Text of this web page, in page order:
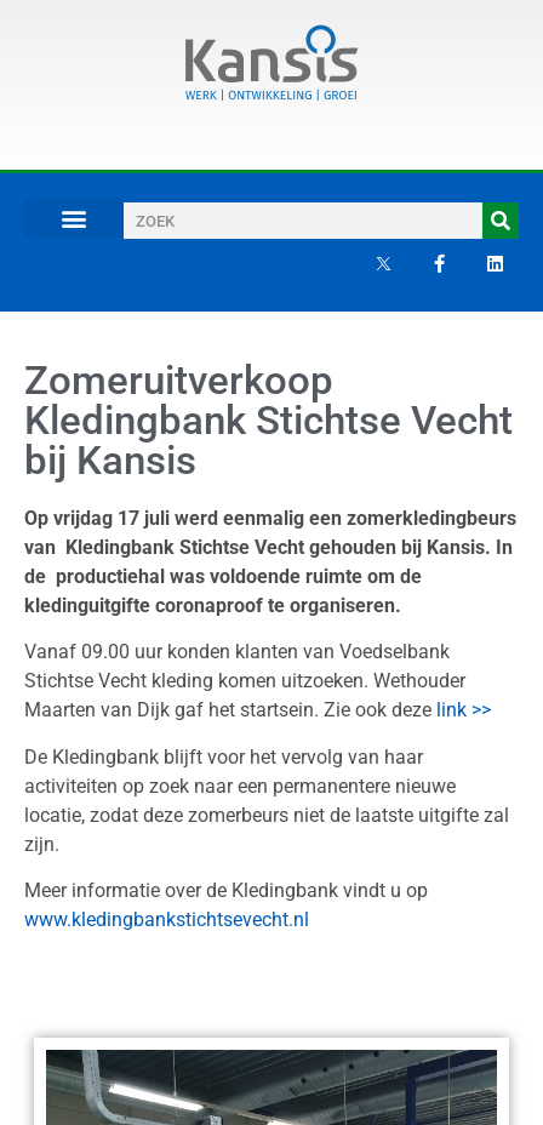
Zomeruitverkoop
Kledingbank Stichtse Vecht
bij Kansis
Op vrijdag 17 juli werd eenmalig een zomerkledingbeurs
van Kledingbank Stichtse Vecht gehouden bij Kansis. In
de productiehal was voldoende ruimte om de
kledinguitgifte coronaproof te organiseren.
Vanaf 09.00 uur konden klanten van Voedselbank
Stichtse Vecht kleding komen uitzoeken. Wethouder
Maarten van Dijk gaf het startsein. Zie ook deze link >>
De Kledingbank blijft voor het vervolg van haar
activiteiten op zoek naar een permanentere nieuwe
locatie, zodat deze zomerbeurs niet de laatste uitgifte zal
zijn.
Meer informatie over de Kledingbank vindt u op
www.kledingbankstichtsevecht.nl